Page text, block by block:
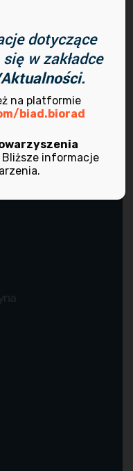
nami!
dotyczące
w zakładce
na platformie
biad.biorad
Bliższe informacje